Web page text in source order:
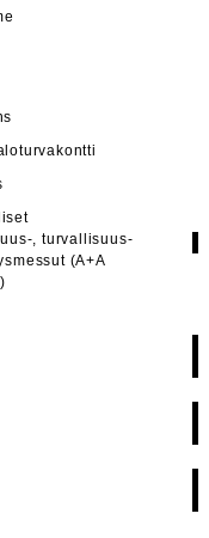
, turvallisuus-
(A+A